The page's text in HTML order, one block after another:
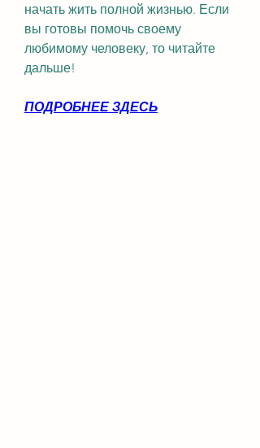
начать жить полной жизнью. Если
вы готовы помочь своему
любимому человеку, то читайте
дальше!
ПОДРОБНЕЕ ЗДЕСЬ